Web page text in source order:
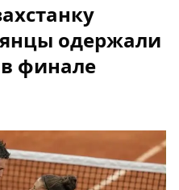
одержали
финале